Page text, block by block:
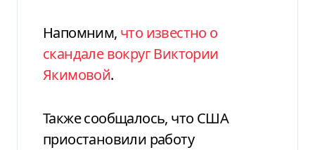
Напомним, что известно о
скандале вокруг Виктории
Якимовой.
Также сообщалось, что США
приостановили работу